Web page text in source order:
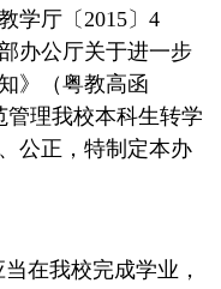
学厅〔2015〕4
办公厅关于进一步
》（粤教高函
管理我校本科生转学
公正，特制定本办
在我校完成学业，